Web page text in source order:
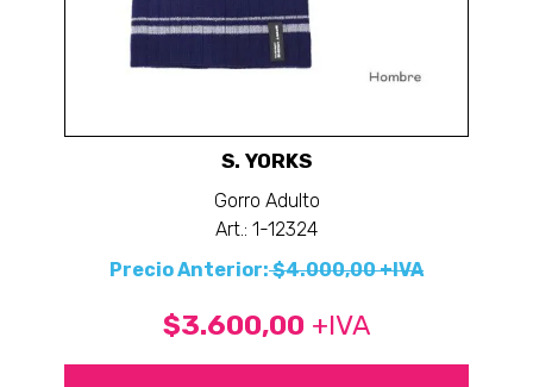
S. YORKS
Gorro Adulto
Art.: 1-12324
Precio Anterior:$4.000,00 +IVA
$3.600,00 +IVA